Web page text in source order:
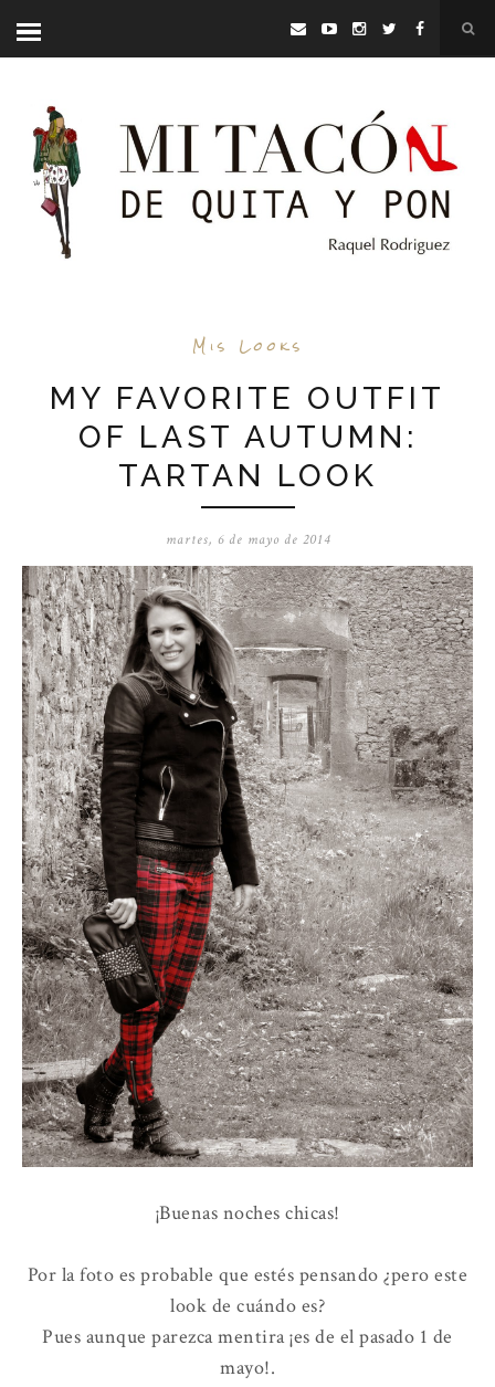
Mis Looks
MY FAVORITE OUTFIT
OF LAST AUTUMN:
TARTAN LOOK
martes, 6 de mayo de 2014
¡Buenas noches chicas!
Por la foto es probable que estés pensando ¿pero este
look de cuándo es?
Pues aunque parezca mentira ¡es de el pasado 1 de
mayo!.